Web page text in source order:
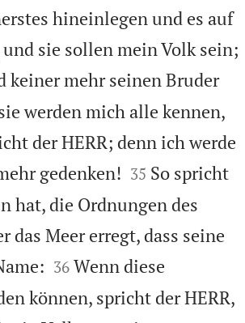
hineinlegen und es auf
sie sollen mein Volk sein;
keiner mehr seinen Bruder
werden mich alle kennen,
der HERR; denn ich werde
gedenken!
35 So spricht
hat, die Ordnungen des
das Meer erregt, dass seine

36 Wenn diese
können, spricht der HERR,